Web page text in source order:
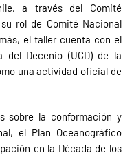
a través del Comité
rol de Comité Nacional
el taller cuenta con el
del Decenio (UCD) de la
una actividad oficial de
sobre la conformación y
el Plan Oceanográfico
en la Década de los